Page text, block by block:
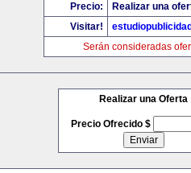
Precio:
Realizar una
Visitar!
Serán consideradas
Realizar una Oferta
Precio Ofrecido $